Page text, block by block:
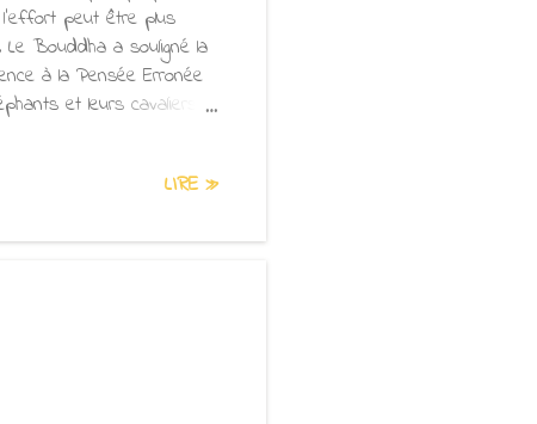
peut être plus
Bouddha a souligné la
à la Pensée Erronée
et leurs cavaliers,
ces passages que leLIRE »